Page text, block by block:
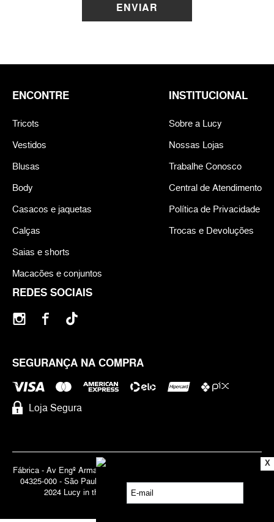
ENVIAR
REDES SOCIAIS
SEGURANÇA NA COMPRA
Loja Segura
ENCONTRE
Tricots
Vestidos
Blusas
Body
Casacos e jaquetas
Calças
Saias e shorts
Macacões e conjuntos
INSTITUCIONAL
Sobre a Lucy
Nossas Lojas
Trabalhe Conosco
Central de Atendimento
Política de Privacidade
Trocas e Devoluções
Fábrica - Av Engº Armando de Arruda Pereira, 3888 - Jabaquara | Cep
04325-000 - São Paulo - SP - Brasil CNPJ 71.947.691/0001-83 | ©
2024 Lucy in the Sky | Todos os direitos reservados.
X